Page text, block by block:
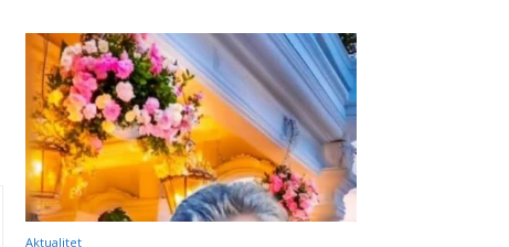
Aktualitet